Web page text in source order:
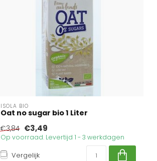
ISOLA BIO
Oat no sugar bio 1 Liter
€3,84 €3,49
Op voorraad. Levertijd 1 - 3 werkdagen
Vergelijk